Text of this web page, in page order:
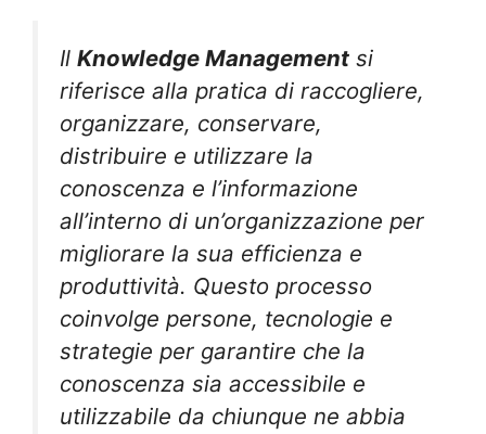
Il Knowledge Management si
riferisce alla pratica di raccogliere,
organizzare, conservare,
distribuire e utilizzare la
conoscenza e l’informazione
all’interno di un’organizzazione per
migliorare la sua efficienza e
produttività. Questo processo
coinvolge persone, tecnologie e
strategie per garantire che la
conoscenza sia accessibile e
utilizzabile da chiunque ne abbia